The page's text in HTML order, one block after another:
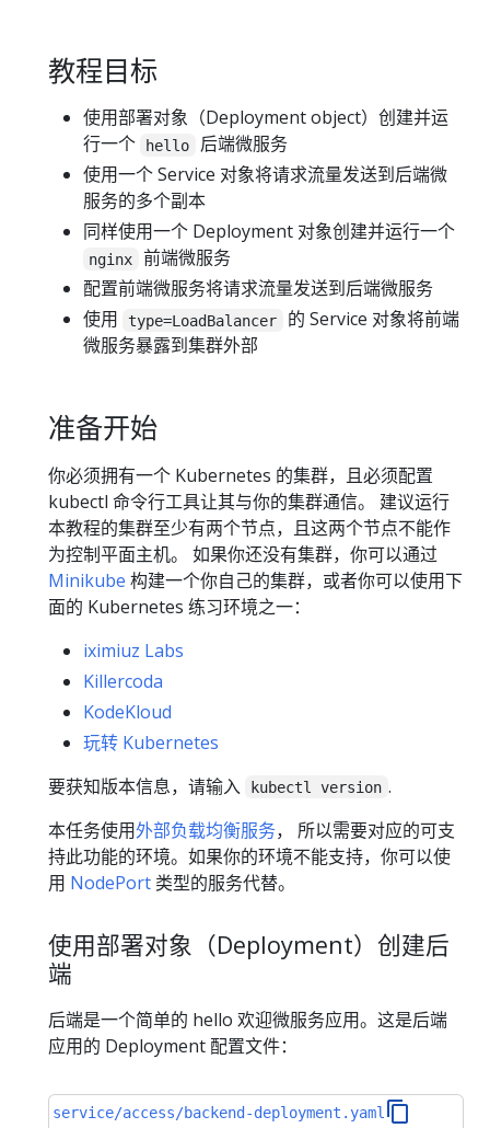
教程目标
使用部署对象（Deployment object）创建并运
行一个
hello
后端微服务
使用一个 Service 对象将请求流量发送到后端微
服务的多个副本
同样使用一个 Deployment 对象创建并运行一个
nginx
前端微服务
配置前端微服务将请求流量发送到后端微服务
使用
type=LoadBalancer
的 Service 对象将前端
微服务暴露到集群外部
准备开始
你必须拥有一个 Kubernetes 的集群，且必须配置
kubectl 命令行工具让其与你的集群通信。 建议运行
本教程的集群至少有两个节点，且这两个节点不能作
为控制平面主机。 如果你还没有集群，你可以通过
Minikube 构建一个你自己的集群，或者你可以使用下
面的 Kubernetes 练习环境之一：
iximiuz Labs
Killercoda
KodeKloud
玩转 Kubernetes
要获知版本信息，请输入
kubectl version .
本任务使用外部负载均衡服务， 所以需要对应的可支
持此功能的环境。如果你的环境不能支持，你可以使
用 NodePort 类型的服务代替。
使用部署对象（Deployment）创建后
端
后端是一个简单的 hello 欢迎微服务应用。这是后端
应用的 Deployment 配置文件：
service/access/backend-deployment.yaml